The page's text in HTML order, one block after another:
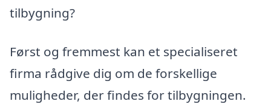
tilbygning?
Først og fremmest kan et specialiseret
firma rådgive dig om de forskellige
muligheder, der findes for tilbygningen.